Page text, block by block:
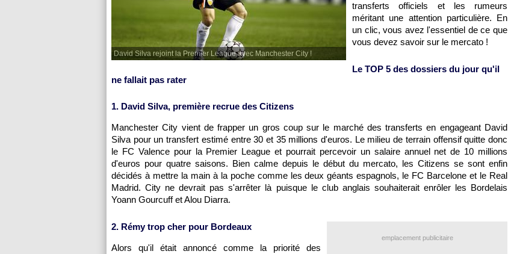
David Silva rejoint la Premier League avec Manchester City !
transferts officiels et les rumeurs
méritant une attention particulière. En
un clic, vous avez l'essentiel de ce que
vous devez savoir sur le mercato !
Le TOP 5 des dossiers du jour qu'il
ne fallait pas rater
1. David Silva, première recrue des Citizens
Manchester City vient de frapper un gros coup sur le marché des transferts en engageant David
Silva pour un transfert estimé entre 30 et 35 millions d'euros. Le milieu de terrain offensif quitte donc
le FC Valence pour la Premier League et pourrait percevoir un salaire annuel net de 10 millions
d'euros pour quatre saisons. Bien calme depuis le début du mercato, les Citizens se sont enfin
décidés à mettre la main à la poche comme les deux géants espagnols, le FC Barcelone et le Real
Madrid. City ne devrait pas s'arrêter là puisque le club anglais souhaiterait enrôler les Bordelais
Yoann Gourcuff et Alou Diarra.
emplacement publicitaire
2. Rémy trop cher pour Bordeaux
Alors qu'il était annoncé comme la priorité des